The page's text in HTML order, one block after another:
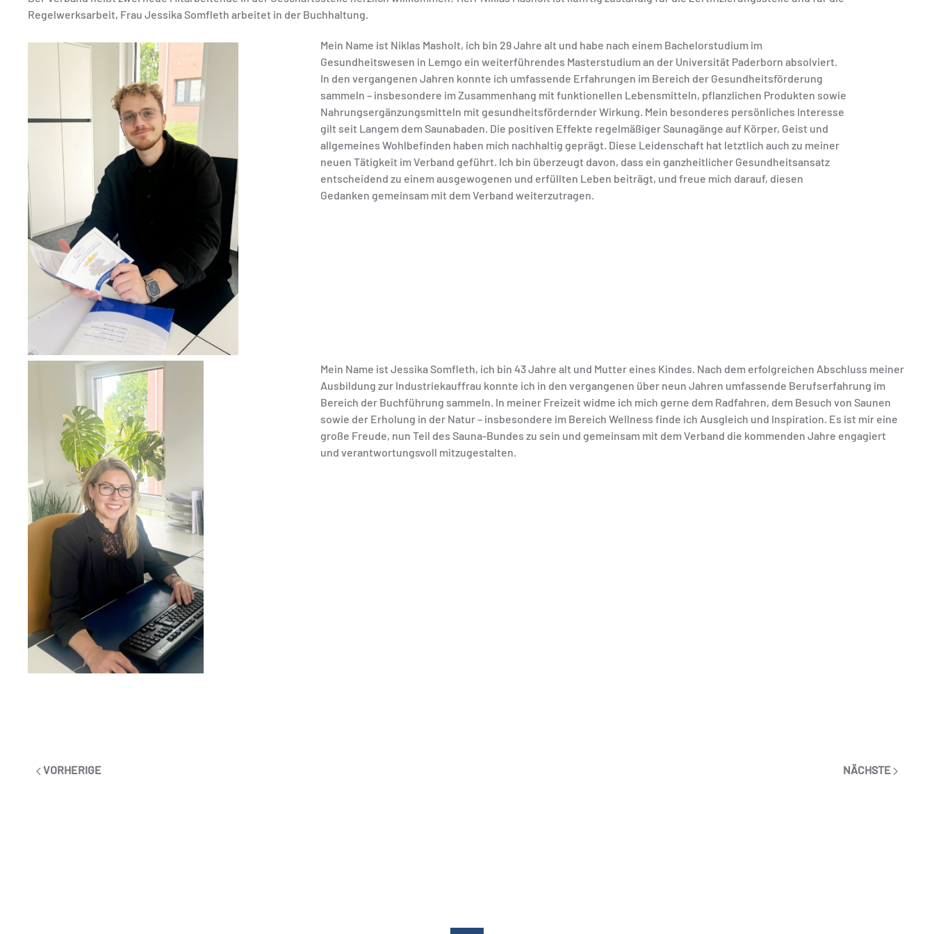
Regelwerksarbeit, Frau Jessika Somfleth arbeitet in der Buchhaltung.
Mein Name ist Niklas Masholt, ich bin 29 Jahre alt und habe nach einem Bachelorstudium im
Gesundheitswesen in Lemgo ein weiterführendes Masterstudium an der Universität Paderborn absolviert.
In den vergangenen Jahren konnte ich umfassende Erfahrungen im Bereich der Gesundheitsförderung
sammeln – insbesondere im Zusammenhang mit funktionellen Lebensmitteln, pflanzlichen Produkten sowie
Nahrungsergänzungsmitteln mit gesundheitsfördernder Wirkung. Mein besonderes persönliches Interesse
gilt seit Langem dem Saunabaden. Die positiven Effekte regelmäßiger Saunagänge auf Körper, Geist und
allgemeines Wohlbefinden haben mich nachhaltig geprägt. Diese Leidenschaft hat letztlich auch zu meiner
neuen Tätigkeit im Verband geführt. Ich bin überzeugt davon, dass ein ganzheitlicher Gesundheitsansatz
entscheidend zu einem ausgewogenen und erfüllten Leben beiträgt, und freue mich darauf, diesen
Gedanken gemeinsam mit dem Verband weiterzutragen.
Mein Name ist Jessika Somfleth, ich bin 43 Jahre alt und Mutter eines Kindes. Nach dem erfolgreichen Abschluss meiner
Ausbildung zur Industriekauffrau konnte ich in den vergangenen über neun Jahren umfassende Berufserfahrung im
Bereich der Buchführung sammeln. In meiner Freizeit widme ich mich gerne dem Radfahren, dem Besuch von Saunen
sowie der Erholung in der Natur – insbesondere im Bereich Wellness finde ich Ausgleich und Inspiration. Es ist mir eine
große Freude, nun Teil des Sauna-Bundes zu sein und gemeinsam mit dem Verband die kommenden Jahre engagiert
und verantwortungsvoll mitzugestalten.
VORHERIGE NÄCHSTE